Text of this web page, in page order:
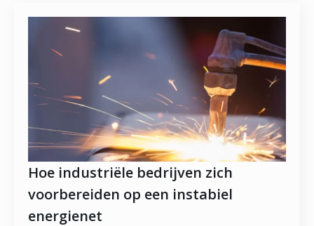
Hoe industriële bedrijven zich
voorbereiden op een instabiel
energienet